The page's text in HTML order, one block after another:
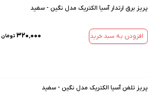
پریز برق ارتدار آسیا الکتریک مدل نگین - سفید
افزودن به سبد خرید ۳۲۰٬۰۰۰ تومان
پریز تلفن آسیا الکتریک مدل نگین - سفید